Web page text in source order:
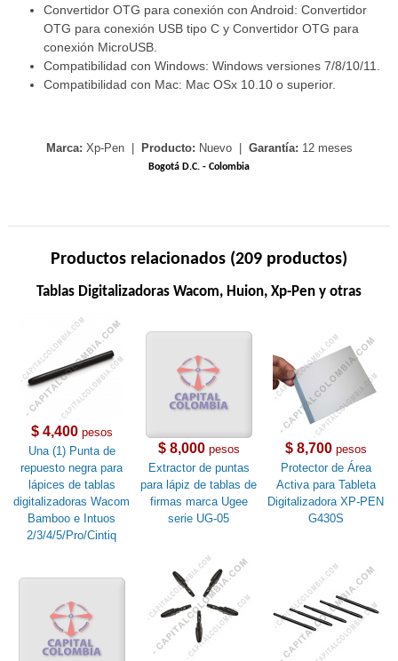
Convertidor OTG para conexión con Android: Convertidor
OTG para conexión USB tipo C y Convertidor OTG para
conexión MicroUSB.
Compatibilidad con Windows: Windows versiones 7/8/10/11.
Compatibilidad con Mac: Mac OSx 10.10 o superior.
Marca: Xp-Pen | Producto: Nuevo | Garantía: 12 meses
Bogotá D.C. - Colombia
Productos relacionados (209 productos)
Tablas Digitalizadoras Wacom, Huion, Xp-Pen y otras
$ 4,400pesos
Una (1) Punta de
repuesto negra para
lápices de tablas
digitalizadoras Wacom
Bamboo e Intuos
2/3/4/5/Pro/Cintiq
$ 8,000pesos
Extractor de puntas
para lápiz de tablas de
firmas marca Ugee
serie UG-05
$ 8,700pesos
Protector de Área
Activa para Tableta
Digitalizadora XP-PEN
G430S